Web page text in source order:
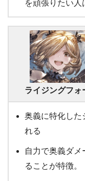
を頑張りたい人
ライジングフォ
奥義に特化した
れる
自力で奥義ダ
ることが特徴。